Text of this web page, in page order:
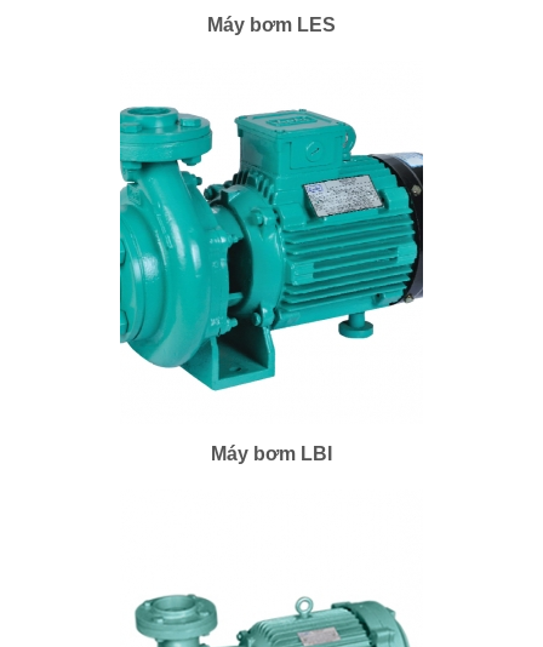
Bơm ly tâm, máy bơm ly tâm, bom
Máy bơm LES
Máy bơm LBIMáy bơm LBI